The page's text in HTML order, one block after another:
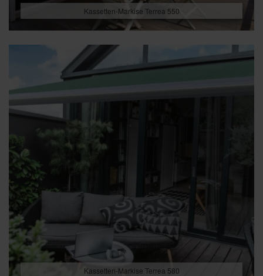
Kassetten-Markise Terrea 550
Kassetten-Markise Terrea 580